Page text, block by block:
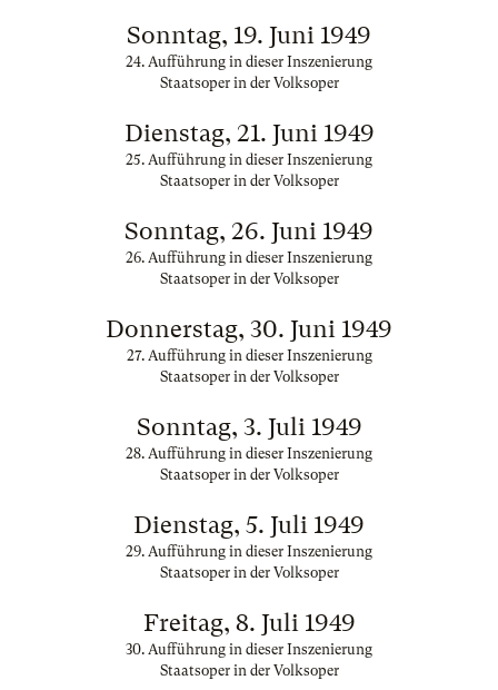
Sonntag, 19. Juni 1949
24. Aufführung in dieser Inszenierung
Staatsoper in der Volksoper
Dienstag, 21. Juni 1949
25. Aufführung in dieser Inszenierung
Staatsoper in der Volksoper
Sonntag, 26. Juni 1949
26. Aufführung in dieser Inszenierung
Staatsoper in der Volksoper
Donnerstag, 30. Juni 1949
27. Aufführung in dieser Inszenierung
Staatsoper in der Volksoper
Sonntag, 3. Juli 1949
28. Aufführung in dieser Inszenierung
Staatsoper in der Volksoper
Dienstag, 5. Juli 1949
29. Aufführung in dieser Inszenierung
Staatsoper in der Volksoper
Freitag, 8. Juli 1949
30. Aufführung in dieser Inszenierung
Staatsoper in der Volksoper